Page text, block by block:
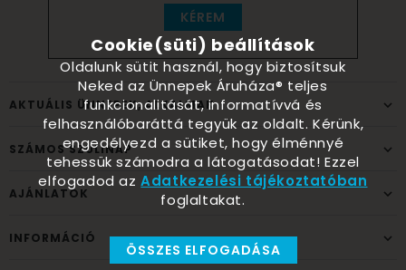
KÉREM
AKTUÁLIS ÜNNEPEK, ALKALMAK
SZÁMOS SZÜLINAP
AJÁNLATOK
INFORMÁCIÓ
Cookie(süti) beállítások
Oldalunk sütit használ, hogy biztosítsuk
Neked az Ünnepek Áruháza® teljes
funkcionalitását, informatívvá és
felhasználóbaráttá tegyük az oldalt. Kérünk,
engedélyezd a sütiket, hogy élménnyé
tehessük számodra a látogatásodat! Ezzel
elfogadod azAdatkezelési tájékoztatóban
foglaltakat.
ÖSSZES ELFOGADÁSA